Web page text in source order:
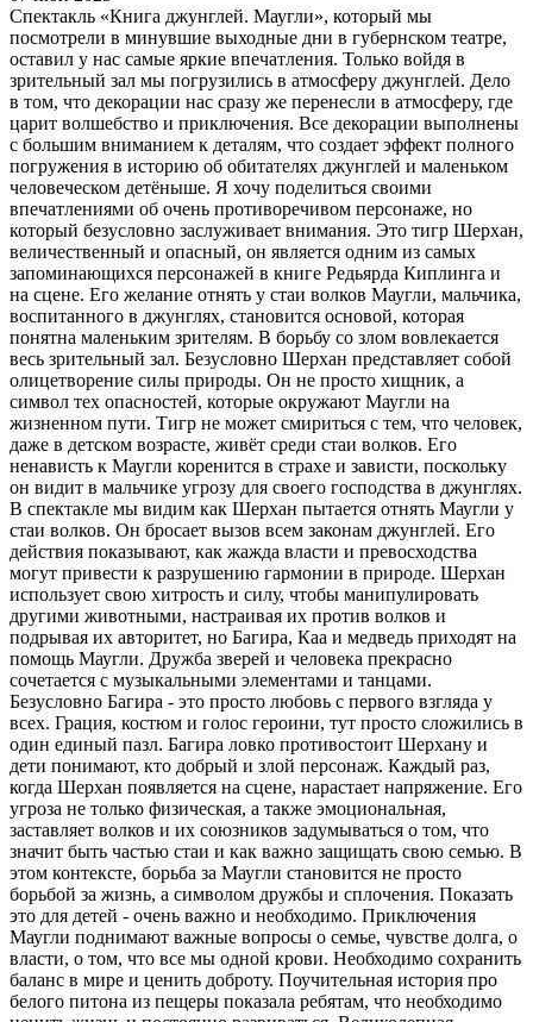
Спектакль «Книга джунглей. Маугли», который мы
посмотрели в минувшие выходные дни в губернском театре,
оставил у нас самые яркие впечатления. Только войдя в
зрительный зал мы погрузились в атмосферу джунглей. Дело
в том, что декорации нас сразу же перенесли в атмосферу, где
царит волшебство и приключения. Все декорации выполнены
с большим вниманием к деталям, что создает эффект полного
погружения в историю об обитателях джунглей и маленьком
человеческом детёныше. Я хочу поделиться своими
впечатлениями об очень противоречивом персонаже, но
который безусловно заслуживает внимания. Это тигр Шерхан,
величественный и опасный, он является одним из самых
запоминающихся персонажей в книге Редьярда Киплинга и
на сцене. Его желание отнять у стаи волков Маугли, мальчика,
воспитанного в джунглях, становится основой, которая
понятна маленьким зрителям. В борьбу со злом вовлекается
весь зрительный зал. Безусловно Шерхан представляет собой
олицетворение силы природы. Он не просто хищник, а
символ тех опасностей, которые окружают Маугли на
жизненном пути. Тигр не может смириться с тем, что человек,
даже в детском возрасте, живёт среди стаи волков. Его
ненависть к Маугли коренится в страхе и зависти, поскольку
он видит в мальчике угрозу для своего господства в джунглях.
В спектакле мы видим как Шерхан пытается отнять Маугли у
стаи волков. Он бросает вызов всем законам джунглей. Его
действия показывают, как жажда власти и превосходства
могут привести к разрушению гармонии в природе. Шерхан
использует свою хитрость и силу, чтобы манипулировать
другими животными, настраивая их против волков и
подрывая их авторитет, но Багира, Каа и медведь приходят на
помощь Маугли. Дружба зверей и человека прекрасно
сочетается с музыкальными элементами и танцами.
Безусловно Багира - это просто любовь с первого взгляда у
всех. Грация, костюм и голос героини, тут просто сложились в
один единый пазл. Багира ловко противостоит Шерхану и
дети понимают, кто добрый и злой персонаж. Каждый раз,
когда Шерхан появляется на сцене, нарастает напряжение. Его
угроза не только физическая, а также эмоциональная,
заставляет волков и их союзников задумываться о том, что
значит быть частью стаи и как важно защищать свою семью. В
этом контексте, борьба за Маугли становится не просто
борьбой за жизнь, а символом дружбы и сплочения. Показать
это для детей - очень важно и необходимо. Приключения
Маугли поднимают важные вопросы о семье, чувстве долга, о
власти, о том, что все мы одной крови. Необходимо сохранить
баланс в мире и ценить доброту. Поучительная история про
белого питона из пещеры показала ребятам, что необходимо